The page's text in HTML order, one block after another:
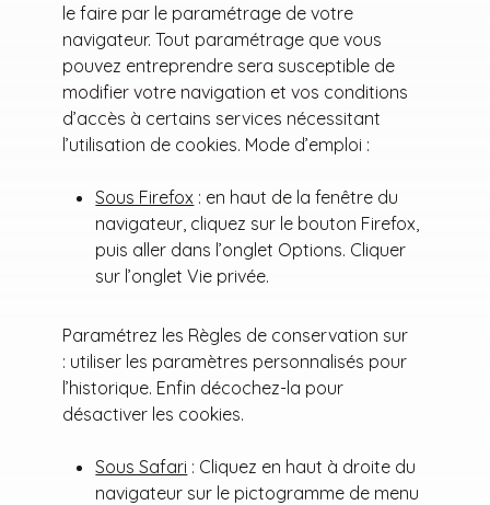
le faire par le paramétrage de votre
navigateur. Tout paramétrage que vous
pouvez entreprendre sera susceptible de
modifier votre navigation et vos conditions
d’accès à certains services nécessitant
l’utilisation de cookies. Mode d’emploi :
Sous Firefox : en haut de la fenêtre du
navigateur, cliquez sur le bouton Firefox,
puis aller dans l’onglet Options. Cliquer
sur l’onglet Vie privée.
Paramétrez les Règles de conservation sur
: utiliser les paramètres personnalisés pour
l’historique. Enfin décochez-la pour
désactiver les cookies.
Sous Safari : Cliquez en haut à droite du
navigateur sur le pictogramme de menu